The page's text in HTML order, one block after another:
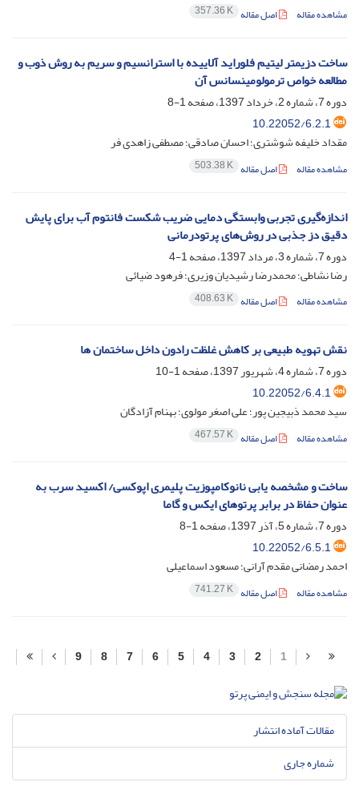
مشاهده مقاله اصل مقاله 357.36 K
ساخت دزیمتر لیتیم فلوراید آلاییده با استرانسیم و سریم به روش ذوب و
مطالعه خواص ترمولومینسانس آن
دوره 7، شماره 2، خرداد 1397، صفحه
1-8
10.22052/6.2.1
مقداد خلیفه شوشتری؛ احسان صادقی؛ مصطفی زاهدی فر
مشاهده مقاله اصل مقاله 503.38 K
اندازه‌گیری تجربی وابستگی دمایی ضریب شکست فانتوم آب برای پایش
دقیق دز جذبی در روش‌های پرتودرمانی
دوره 7، شماره 3، مرداد 1397، صفحه
1-4
رضا نشاطی؛ محمدرضا رشیدیان وزیری؛ فرهود ضیائی
مشاهده مقاله اصل مقاله 408.63 K
نقش تهویه طبیعی بر کاهش غلظت رادون داخل ساختمان ها
دوره 7، شماره 4، شهریور 1397، صفحه
1-10
10.22052/6.4.1
سید محمد ذبیجین پور؛ علی اصغر مولوی؛ بهنام آزادگان
مشاهده مقاله اصل مقاله 467.57 K
ساخت و مشخصه یابی نانوکامپوزیت پلیمری اپوکسی/ اکسید سرب به
عنوان حفاظ در برابر پرتوهای ایکس و گاما
دوره 7، شماره 5، آذر 1397، صفحه
1-8
10.22052/6.5.1
احمد رمضانی مقدم آرانی؛ مسعود اسماعیلی
مشاهده مقاله اصل مقاله 741.27 K
1
2
3
4
5
6
7
8
9
مقالات آماده انتشار
شماره جاری